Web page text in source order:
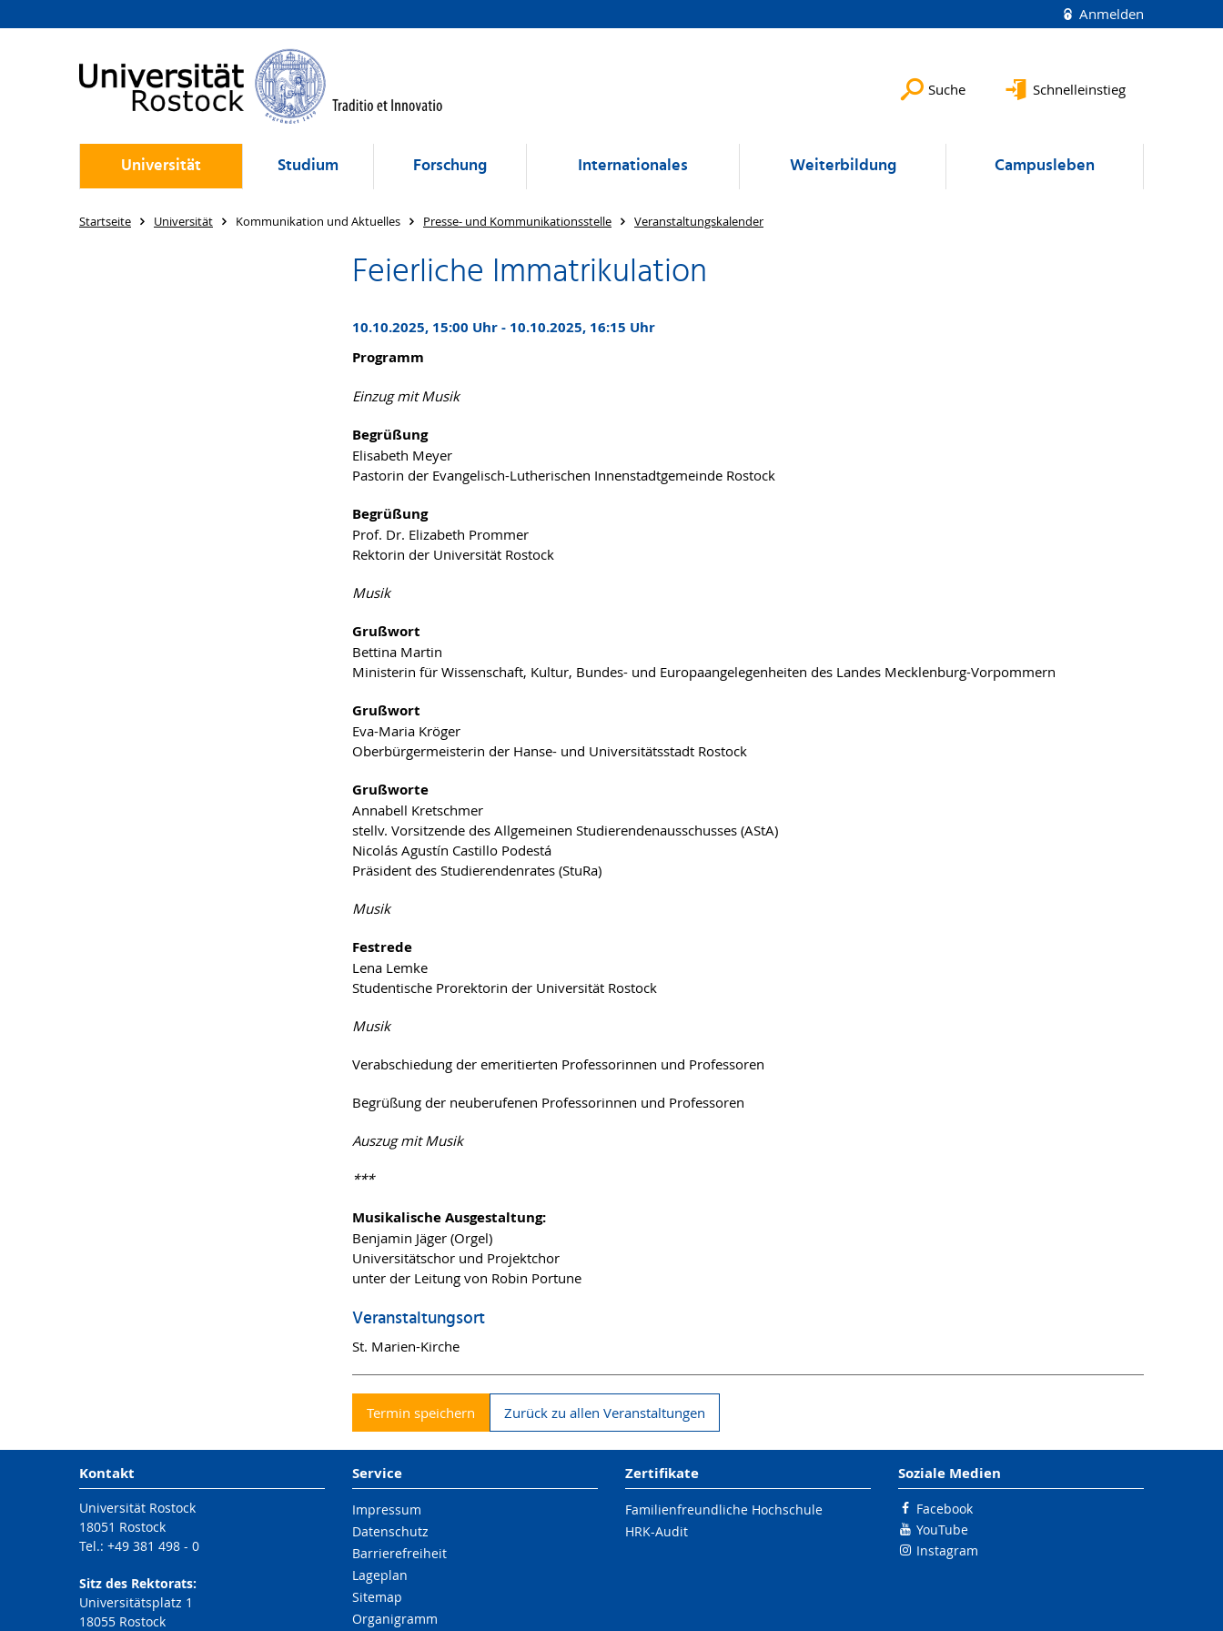
Anmelden
Suche Schnelleinstieg
Universität Studium Forschung Internationales Weiterbildung Campusleben
Startseite Universität Kommunikation und Aktuelles Presse- und Kommunikationsstelle Veranstaltungskalender
Feierliche Immatrikulation
10.10.2025, 15:00 Uhr - 10.10.2025, 16:15 Uhr
Programm
Einzug mit Musik
Begrüßung
Elisabeth Meyer
Pastorin der Evangelisch-Lutherischen Innenstadtgemeinde Rostock
Begrüßung
Prof. Dr. Elizabeth Prommer
Rektorin der Universität Rostock
Musik
Grußwort
Bettina Martin
Ministerin für Wissenschaft, Kultur, Bundes- und Europaangelegenheiten des Landes Mecklenburg-Vorpommern
Grußwort
Eva-Maria Kröger
Oberbürgermeisterin der Hanse- und Universitätsstadt Rostock
Grußworte
Annabell Kretschmer
stellv. Vorsitzende des Allgemeinen Studierendenausschusses (AStA)
Nicolás Agustín Castillo Podestá
Präsident des Studierendenrates (StuRa)
Musik
Festrede
Lena Lemke
Studentische Prorektorin der Universität Rostock
Musik
Verabschiedung der emeritierten Professorinnen und Professoren
Begrüßung der neuberufenen Professorinnen und Professoren
Auszug mit Musik
***
Musikalische Ausgestaltung:
Benjamin Jäger (Orgel)
Universitätschor und Projektchor
unter der Leitung von Robin Portune
Veranstaltungsort
St. Marien-Kirche
Termin speichern Zurück zu allen Veranstaltungen
Kontakt
Universität Rostock
18051 Rostock
Tel.: +49 381 498 - 0
Sitz des Rektorats:
Universitätsplatz 1
18055 Rostock
Service
Impressum
Datenschutz
Barrierefreiheit
Lageplan
Sitemap
Organigramm
Zertifikate
Familienfreundliche Hochschule
HRK-Audit
Soziale Medien
Facebook
YouTube
Instagram